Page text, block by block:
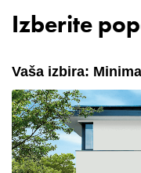
Izberite
Vaša izbira: